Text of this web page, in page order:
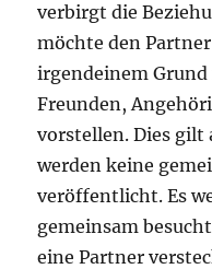
verbirgt die
möchte den
irgendeinem
Freunden,
vorstellen. Dies gilt
werden keine
veröffentlicht. Es
gemeinsam
eine Partner